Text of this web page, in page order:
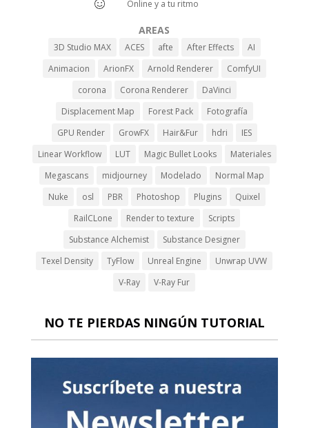
Online y a tu ritmo
AREAS
3D Studio MAX ACES afte After Effects
AI
Animacion
ArionFX Arnold Renderer
ComfyUI
corona
Corona Renderer
DaVinci
Displacement Map
Forest Pack
Fotografía
GPU Render
GrowFX Hair&Fur hdri
IES
Linear Workflow
LUT Magic Bullet Looks
Materiales
Megascans
midjourney Modelado
Normal Map
Nuke
osl PBR Photoshop Plugins
Quixel
RailCLone
Render to texture
Scripts
Substance Alchemist
Substance Designer
Texel Density
TyFlow Unreal Engine
Unwrap UVW
V-Ray
V-Ray Fur
NO TE PIERDAS NINGÚN TUTORIAL